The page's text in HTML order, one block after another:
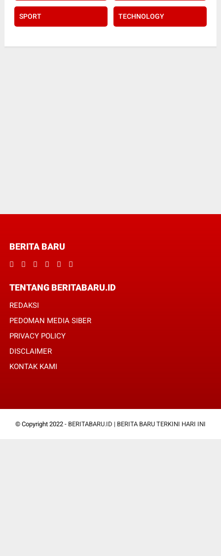
SPORT TECHNOLOGY
BERITA BARU
TENTANG BERITABARU.ID
REDAKSI
PEDOMAN MEDIA SIBER
PRIVACY POLICY
DISCLAIMER
KONTAK KAMI
© Copyright 2022 - BERITABARU.ID | BERITA BARU TERKINI HARI INI